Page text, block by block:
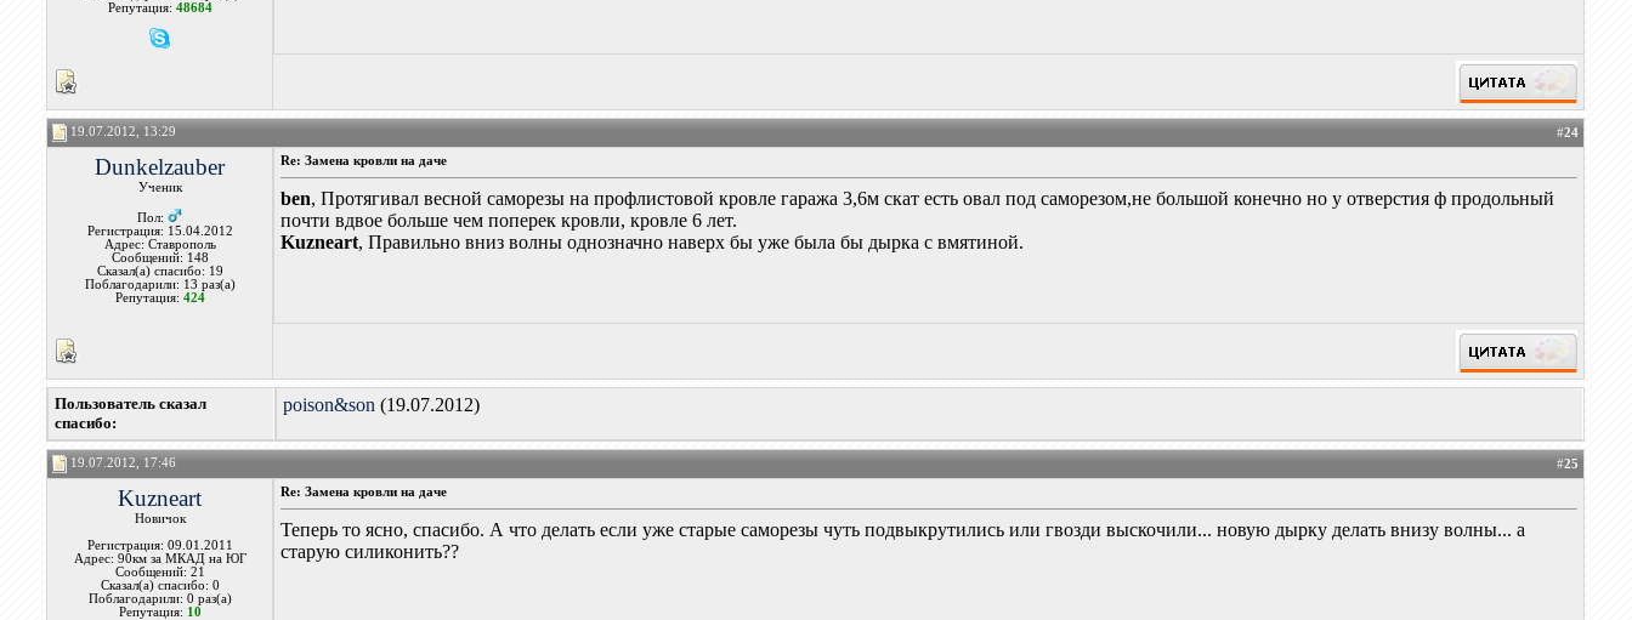
Репутация: 48684
19.07.2012, 13:29 #24
Dunkelzauber
Ученик
Пол:
Регистрация: 15.04.2012
Адрес: Ставрополь
Сообщений: 148
Сказал(а) спасибо: 19
Поблагодарили: 13 раз(а)
Репутация: 424
Re: Замена кровли на даче
ben, Протягивал весной саморезы на профлистовой кровле гаража 3,6м скат есть овал под саморезом,не большой конечно но у отверстия ф продольный
почти вдвое больше чем поперек кровли, кровле 6 лет.
Kuzneart, Правильно вниз волны однозначно наверх бы уже была бы дырка с вмятиной.
Пользователь сказал
cпасибо:
poison&son (19.07.2012)
19.07.2012, 17:46 #25
Kuzneart
Новичок
Регистрация: 09.01.2011
Адрес: 90км за МКАД на ЮГ
Сообщений: 21
Сказал(а) спасибо: 0
Поблагодарили: 0 раз(а)
Репутация: 10
Re: Замена кровли на даче
Теперь то ясно, спасибо. А что делать если уже старые саморезы чуть подвыкрутились или гвозди выскочили... новую дырку делать внизу волны... а
старую силиконить??